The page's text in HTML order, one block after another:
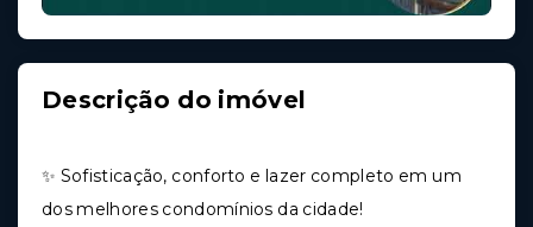
Descrição do imóvel
✨ Sofisticação, conforto e lazer completo em um
dos melhores condomínios da cidade!